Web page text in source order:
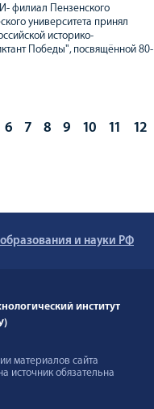
филиал Пензенского
университета принял
историко-
Победы", посвящённой 80-
6 7 8 9 10 11 12
и науки РФ
институт
материалов сайта
источник обязательна